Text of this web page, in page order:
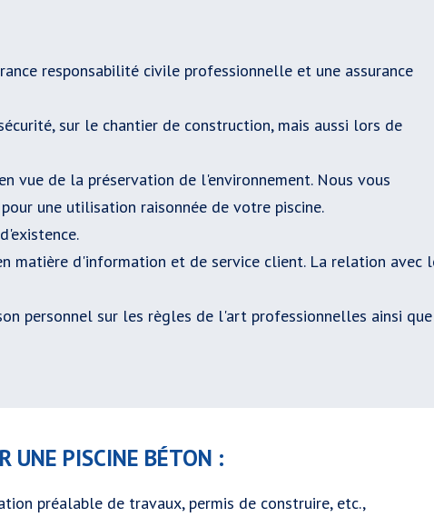
responsabilité civile professionnelle et une assurance
sur le chantier de construction, mais aussi lors de
vue de la préservation de l'environnement. Nous vous
une utilisation raisonnée de votre piscine.
matière d'information et de service client. La relation avec
personnel sur les règles de l'art professionnelles ainsi que
UNE PISCINE BÉTON :
préalable de travaux, permis de construire, etc.,